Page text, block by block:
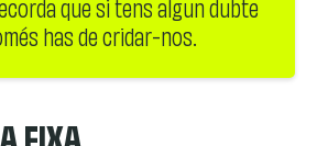
que si tens algun dubte
has de cridar-nos.